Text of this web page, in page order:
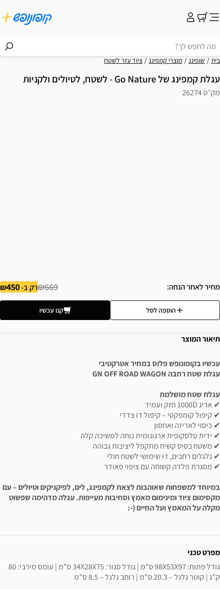
בית שופינג מוצרי קמפינג ציוד עזר לשטח
עגלת קמפינג של Go Nature - לשטח, לטיולים ולקניות
מק״ט 26274
מחיר לאחר הנחה ₪669רק ב-450
הוספה לסל קנו עכשיו
תיאור המוצר
עכשיו בקופונופש פלוס במחיר אטרקטיבי
עגלת שטח רחבה GN OFF ROAD WAGON
עגלת שטח מושלמת
✔ אריג 1000D חזק ועמיד
✔ קיפול קומפקטי – קיפול דו צדדי
✔ כיסוי לאריזה ואחסון
✔ ידית טלסקופית ארגונומית נוחה למשיכה קלה
✔ משטח בסיס קשיח מתקפל ליציבות גבוהה
✔ גלגלים רחבים, דו שימושי לשטח חולי
✔ מסגרת פלדה קשוחה עם ציפוי פאודר
במיוחד למשפחות שאוהבות לצאת לקמפינג, לים, לפיקניקים וטיולים – עם
מקסימום ציוד ומינימום מאמץ וסחיבות מעייפות. עגלה מדהימה שפשוט
מקלה על המאמץ ועל החיים (-:
מפרט טכני
ק”ג | קוטר גלגל – 20.3 ס”מ | רוחב גלגל – 8.5 ס”מ